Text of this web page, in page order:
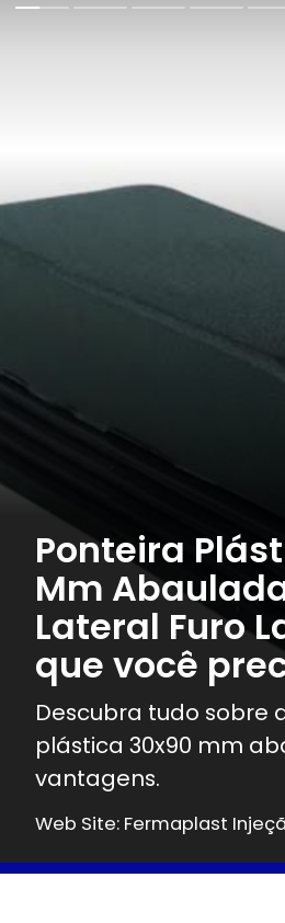
Ponteira
Mm
Lateral Furo
que você
Descubra tudo sobre
plástica 30x90 mm
vantagens.
Web Site: Fermaplast